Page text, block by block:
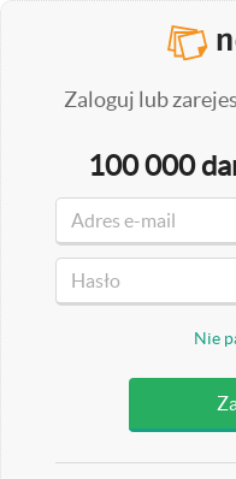
Zaloguj lub
100 000
Nie